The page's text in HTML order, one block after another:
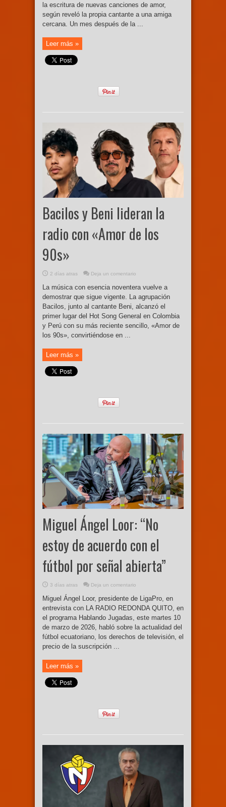
la escritura de nuevas canciones de amor,
según reveló la propia cantante a una amiga
cercana. Un mes después de la ...
Leer más »
Bacilos y Beni lideran la
radio con «Amor de los
90s»
2 días atras Deja un comentario
La música con esencia noventera vuelve a
demostrar que sigue vigente. La agrupación
Bacilos, junto al cantante Beni, alcanzó el
primer lugar del Hot Song General en Colombia
y Perú con su más reciente sencillo, «Amor de
los 90s», convirtiéndose en ...
Leer más »
Miguel Ángel Loor: “No
estoy de acuerdo con el
fútbol por señal abierta”
3 días atras Deja un comentario
Miguel Ángel Loor, presidente de LigaPro, en
entrevista con LA RADIO REDONDA QUITO, en
el programa Hablando Jugadas, este martes 10
de marzo de 2026, habló sobre la actualidad del
fútbol ecuatoriano, los derechos de televisión, el
precio de la suscripción ...
Leer más »